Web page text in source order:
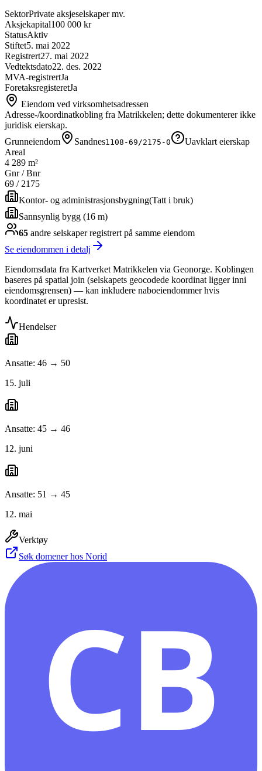
SektorPrivate aksjeselskaper mv.
Aksjekapital100 000 kr
StatusAktiv
Stiftet5. mai 2022
Registrert27. mai 2022
Vedtektsdato22. des. 2022
MVA-registrertJa
ForetaksregisteretJa
Eiendom ved virksomhetsadressen
Adresse-/koordinatkobling fra Matrikkelen; dette dokumenterer ikke
juridisk eierskap.
Grunneiendom
Sandnes1108-69/2175-0
Uavklart eierskap
Areal
4 289 m²
Gnr / Bnr
69 / 2175
Kontor- og administrasjonsbygning(Tatt i bruk)
Sannsynlig bygg (16 m)
65 andre selskaperregistrert på samme eiendom
Se eiendommen i detalj
Eiendomsdata fra Kartverket Matrikkelen via Geonorge. Koblingen
baseres på spatial join (selskapets geocodede koordinat ligger inni
eiendomsgrensen) — kan inkludere naboeiendommer hvis
koordinatet er upresist.
Hendelser
Ansatte: 46 → 50
15. juli
Ansatte: 45 → 46
12. juni
Ansatte: 51 → 45
12. mai
Verktøy
Søk domener hos Norid
CB